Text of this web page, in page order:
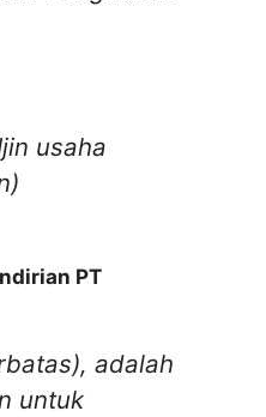
usaha
PT
, adalah
untuk